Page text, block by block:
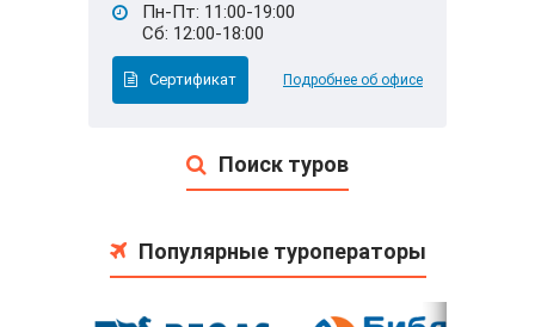
Поиск туров
Пн-Пт: 11:00-19:00
Сб: 12:00-18:00
Сертификат Подробнее об офисе
Популярные туроператоры